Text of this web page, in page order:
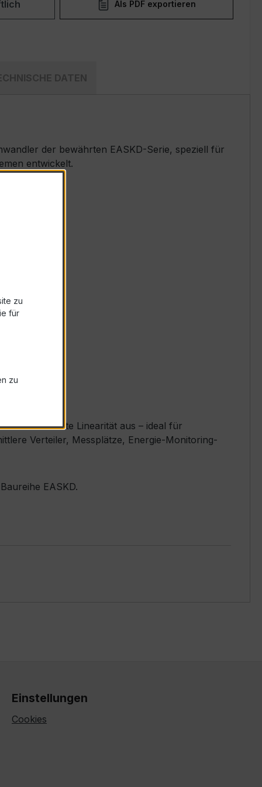
Als PDF exportieren
DATEN
der bewährten EASKD-Serie, speziell für
entwickelt.
und exzellente Linearität aus – ideal für
Verteiler, Messplätze, Energie-Monitoring-
EASKD.
Einstellungen
Cookies
zu
für
zu